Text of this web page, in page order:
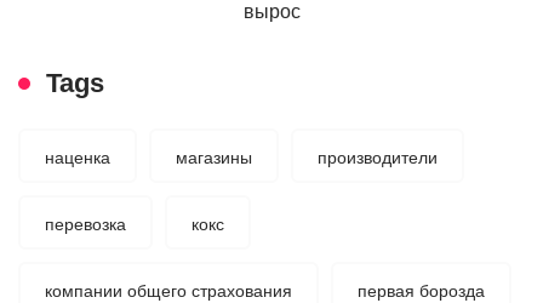
вырос
Tags
наценка магазины производители
перевозка кокс
компании общего страхования первая борозда